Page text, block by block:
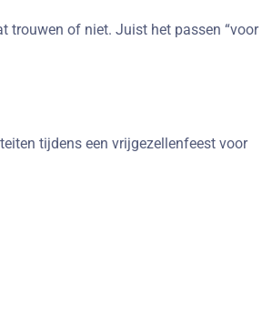
trouwen of niet. Juist het passen “voor
tijdens een vrijgezellenfeest voor